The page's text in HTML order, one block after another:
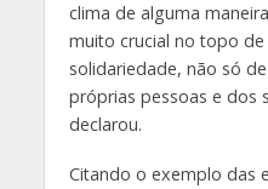
clima de alguma
muito crucial no topo de
solidariedade, não só
próprias pessoas e dos
declarou.
Citando o exemplo das